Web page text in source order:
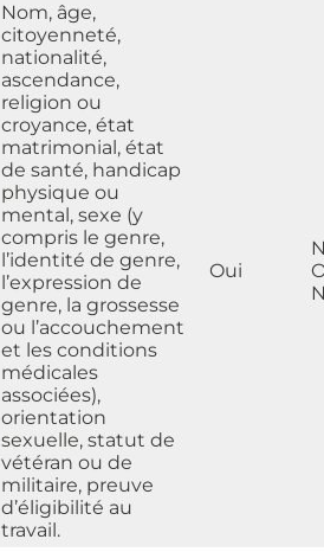
Nom, âge,
citoyenneté,
nationalité,
ascendance,
religion ou
croyance, état
matrimonial, état
de santé, handicap
physique ou
mental, sexe (y
compris le genre,
l’identité de genre,
l’expression de
genre, la grossesse
ou l’accouchement
et les conditions
médicales
associées),
orientation
sexuelle, statut de
vétéran ou de
militaire, preuve
d’éligibilité au
travail.
Oui